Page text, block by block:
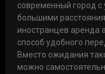
современный город
большими
иностранцев аренда
способ удобного
Вместо ожидания
можно